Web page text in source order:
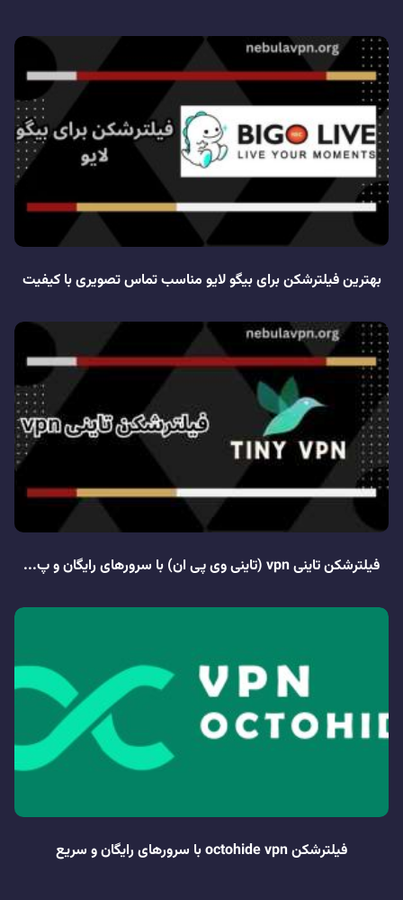
بهترین فیلترشکن برای بیگو لایو مناسب تماس تصویری با کیفیت
فیلترشکن تاینی vpn (تاینی وی پی ان) با سرورهای رایگان و پ...
فیلترشکن octohide vpn با سرورهای رایگان و سریع